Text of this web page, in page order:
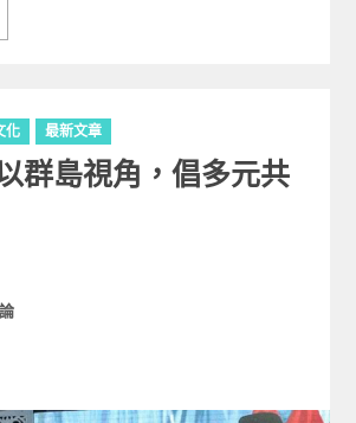
化 最新文章
群島視角，倡多元共